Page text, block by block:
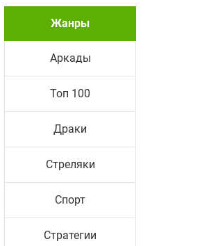
Жанры
Аркады
Топ 100
Драки
Стреляки
Спорт
Стратегии